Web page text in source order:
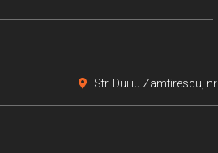
Str. Duiliu Zamfirescu,